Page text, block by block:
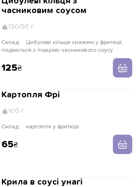
часниковим соусом
130/50 г
Склад:
подаються з порцією часникового соусу
125
Картопля Фрі
100 г
Склад: картопля у фритюрі
65
Крила в соусі унагі